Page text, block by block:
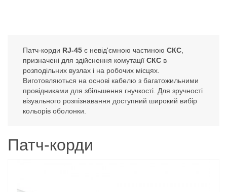
Патч-корди RJ-45 є невід'ємною частиною СКС
призначені для здійснення комутації СКС в
розподільних вузлах і на робочих місцях.
Виготовляються на основі кабелю з багатожильними
провідниками для збільшення гнучкості. Для зручності
візуального розпізнавання доступний широкий вибір
кольорів оболонки.
Патч-корди